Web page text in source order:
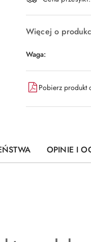
dostawa
Więcej o
Waga:
Pobierz produkt
OPINIE I